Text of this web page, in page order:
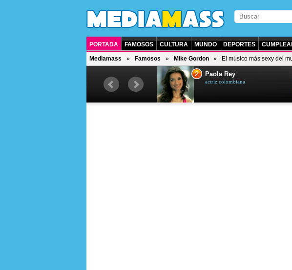
PORTADA FAMOSOS CULTURA MUNDO DEPORTES
Mediamass Famosos Mike Gordon El músico más sexy del
actor y presentador de televisión
2 Paola Rey
actriz colombiana